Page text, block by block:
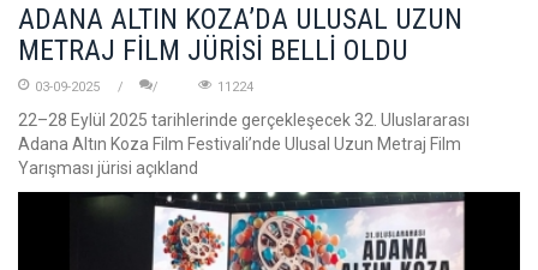
ADANA ALTIN KOZA’DA ULUSAL UZUN
METRAJ FİLM JÜRİSİ BELLİ OLDU
03-09-2025 11224
22–28 Eylül 2025 tarihlerinde gerçekleşecek 32. Uluslararası
Adana Altın Koza Film Festivali’nde Ulusal Uzun Metraj Film
Yarışması jürisi açıkland